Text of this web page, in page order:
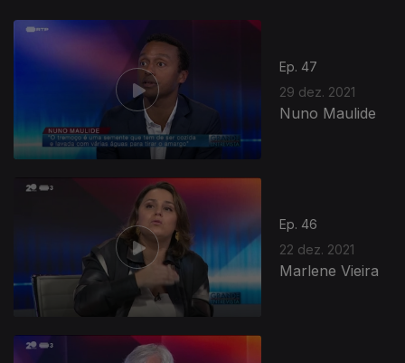
Ep. 47
29 dez. 2021
Nuno Maulide
Ep. 46
22 dez. 2021
Marlene Vieira